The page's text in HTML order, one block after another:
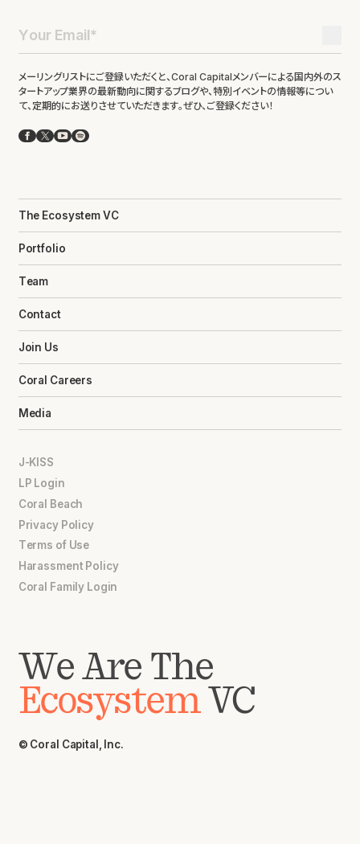
メーリングリストにご登録いただくと、Coral Capitalメンバーによる国内外のス
タートアップ業界の最新動向に関するブログや、特別イベントの情報等につい
て、定期的にお送りさせていただきます。ぜひ、ご登録ください！
Facebook
X YouTube
Spotify
The Ecosystem VC
Portfolio
Team
Contact
Join Us
Coral Careers
Media
J-KISS
LP Login
Coral Beach
Privacy Policy
Terms of Use
Harassment Policy
Coral Family Login
We Are The
EcosystemVC
© Coral Capital, Inc.